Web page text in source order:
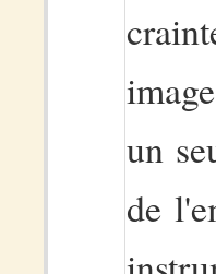
un
de